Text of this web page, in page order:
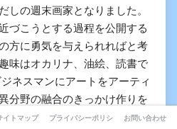
しの週末画家となりました。
づこうとする過程を公開する
方に勇気を与えられればと考
味はオカリナ、油絵、読書で
ネスマンにアートをアーティ
分野の融合のきっかけ作りを
らしさを求めて
イトマップ プライバシーポリシー お問い合わせ